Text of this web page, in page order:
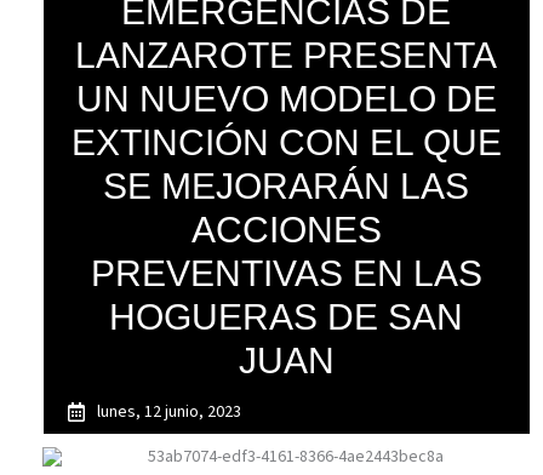
EMERGENCIAS DE
LANZAROTE PRESENTA
UN NUEVO MODELO DE
EXTINCIÓN CON EL QUE
SE MEJORARÁN LAS
ACCIONES
PREVENTIVAS EN LAS
HOGUERAS DE SAN
JUAN
lunes, 12 junio, 2023